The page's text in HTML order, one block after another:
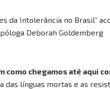
da Intolerância no Brasil”
Deborah Goldemberg
como chegamos até aqui
das línguas mortas e as